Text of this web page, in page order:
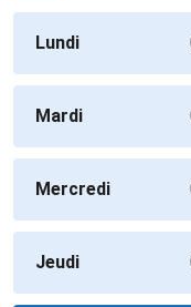
Lundi
Mardi
Mercredi
Jeudi